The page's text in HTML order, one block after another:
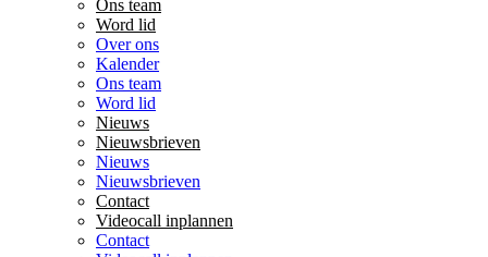
Ons team
Word lid
Over ons
Kalender
Ons team
Word lid
Nieuws
Nieuwsbrieven
Nieuws
Nieuwsbrieven
Contact
Videocall inplannen
Contact